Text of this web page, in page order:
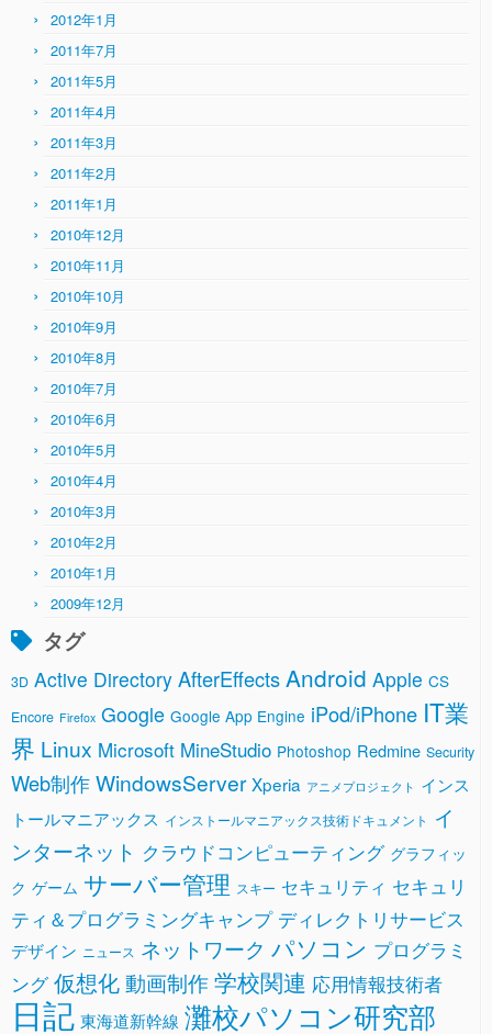
2012年1月
2011年7月
2011年5月
2011年4月
2011年3月
2011年2月
2011年1月
2010年12月
2010年11月
2010年10月
2010年9月
2010年8月
2010年7月
2010年6月
2010年5月
2010年4月
2010年3月
2010年2月
2010年1月
2009年12月
タグ
3D Active Directory AfterEffectsAndroid Apple CS
Encore Firefox Google Google App Engine iPod/iPhone IT業
界 Linux Microsoft MineStudio Photoshop Redmine Security
Web制作WindowsServer Xperia アニメプロジェクト インス
トールマニアックス インストールマニアックス技術ドキュメント イ
ンターネット クラウドコンピューティング グラフィッ
ク ゲーム サーバー管理 スキー セキュリティ セキュリ
ティ＆プログラミングキャンプ ディレクトリサービス
デザイン ニュース ネットワーク パソコン プログラミ
ング 仮想化動画制作学校関連 応用情報技術者
日記 東海道新幹線 灘校パソコン研究部